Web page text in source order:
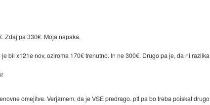
Zdaj pa 330€. Moja napaka.
bil x121e nov, oziroma 170€ trenutno. In ne 300€. Drugo pa je, da ni
omejitve. Verjamem, da je VSE predrago. ptt pa bo treba poiskat